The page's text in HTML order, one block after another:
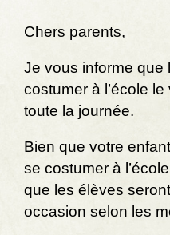
Chers parents,
Je vous informe que
costumer à l’école
toute la journée.
Bien que votre
se costumer à
que les élèves
occasion selon les